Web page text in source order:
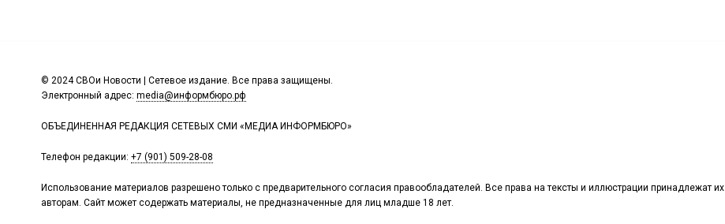
© 2024 СВОи Новости | Сетевое издание. Все права защищены.
Электронный адрес: media@информбюро.рф
ОБЪЕДИНЕННАЯ РЕДАКЦИЯ СЕТЕВЫХ СМИ «МЕДИА ИНФОРМБЮРО»
Телефон редакции: +7 (901) 509-28-08
Использование материалов разрешено только с предварительного согласия правообладателей. Все права на тексты и иллюстрации принадлежат их
авторам. Сайт может содержать материалы, не предназначенные для лиц младше 18 лет.